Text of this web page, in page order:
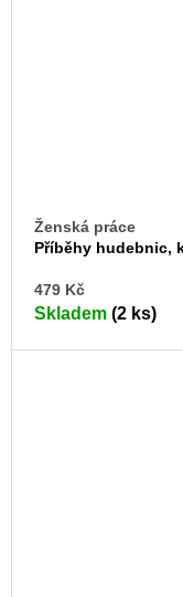
Ženská práce
Příběhy hudebnic,
479 Kč
Skladem (2 ks)